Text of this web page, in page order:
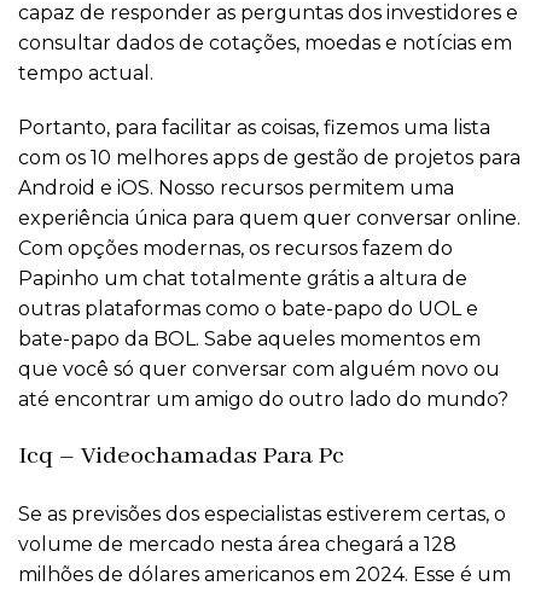
capaz de responder as perguntas dos investidores e
consultar dados de cotações, moedas e notícias em
tempo actual.
Portanto, para facilitar as coisas, fizemos uma lista
com os 10 melhores apps de gestão de projetos para
Android e iOS. Nosso recursos permitem uma
experiência única para quem quer conversar online.
Com opções modernas, os recursos fazem do
Papinho um chat totalmente grátis a altura de
outras plataformas como o bate-papo do UOL e
bate-papo da BOL. Sabe aqueles momentos em
que você só quer conversar com alguém novo ou
até encontrar um amigo do outro lado do mundo?
Icq – Videochamadas Para Pc
Se as previsões dos especialistas estiverem certas, o
volume de mercado nesta área chegará a 128
milhões de dólares americanos em 2024. Esse é um